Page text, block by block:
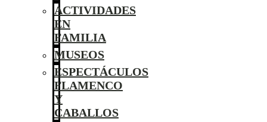
ACTIVIDADES
EN
FAMILIA
MUSEOS
ESPECTÁCULOS
FLAMENCO
Y
CABALLOS